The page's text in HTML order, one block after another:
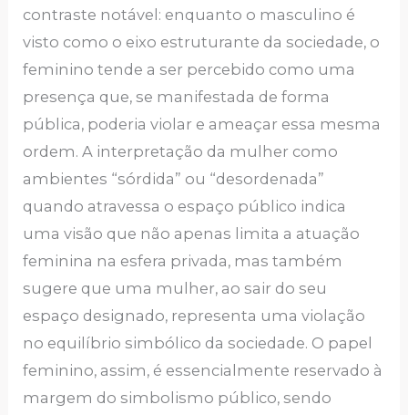
contraste notável: enquanto o masculino é
visto como o eixo estruturante da sociedade, o
feminino tende a ser percebido como uma
presença que, se manifestada de forma
pública, poderia violar e ameaçar essa mesma
ordem. A interpretação da mulher como
ambientes “sórdida” ou “desordenada”
quando atravessa o espaço público indica
uma visão que não apenas limita a atuação
feminina na esfera privada, mas também
sugere que uma mulher, ao sair do seu
espaço designado, representa uma violação
no equilíbrio simbólico da sociedade. O papel
feminino, assim, é essencialmente reservado à
margem do simbolismo público, sendo